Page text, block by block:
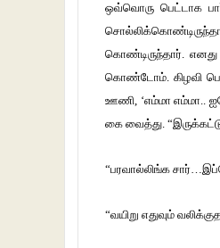
ஒவ்வொரு பெட்டாக
கொண்டிருந்தார். எனது
கொண்டோம். கிழவி
ஊணி, ‘எம்மா எம்மா..
கை வைத்து.
“பரவால்லிங்க
“வயிறு எதுவும்